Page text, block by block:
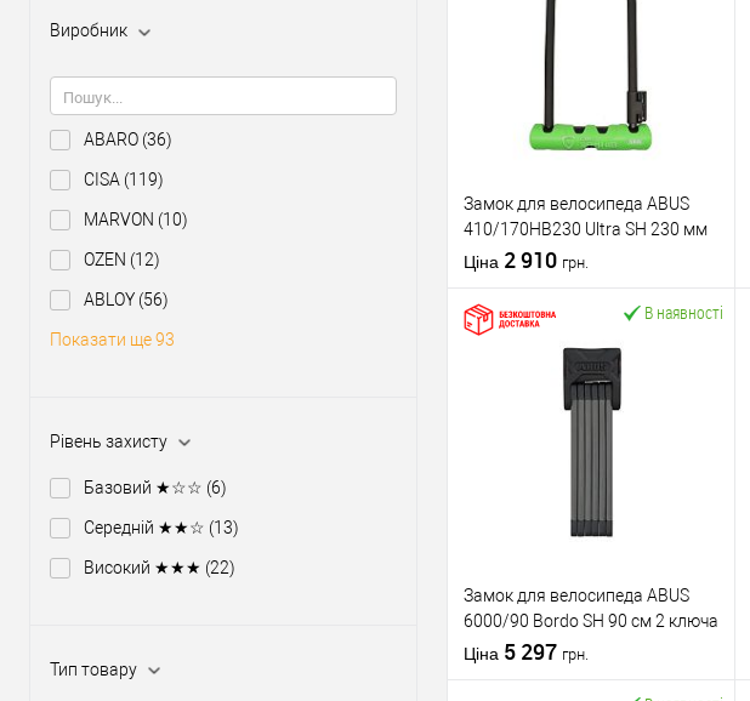
Виробник
ABARO (36)
CISA (119)
MARVON (10)
OZEN (12)
ABLOY (56)
Показати ще 93
Рівень захисту
Базовий ★☆☆ (6)
Середній ★★☆ (13)
Високий ★★★ (22)
Тип товару
Замок для велосипеда ABUS
410/170HB230 Ultra SH 230 мм
2 ключа
Ціна 2 910 грн.
У кошик
Тип товару
Вело/мото замок
Тип ключа
англійський
Країна виробник
В наявності
Замок для велосипеда ABUS
6000/90 Bordo SH 90 см 2 ключа
Black чорний
Ціна 5 297 грн.